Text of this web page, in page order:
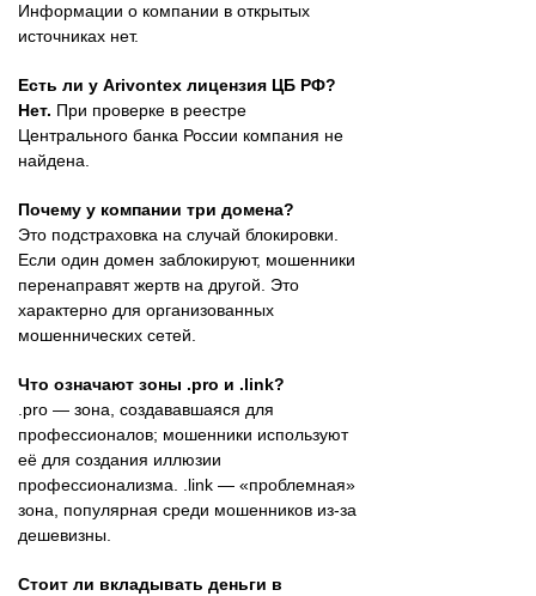
Информации о компании в открытых
источниках нет.
Есть ли у Arivontex лицензия ЦБ РФ?
Нет. При проверке в реестре
Центрального банка России компания не
найдена.
Почему у компании три домена?
Это подстраховка на случай блокировки.
Если один домен заблокируют, мошенники
перенаправят жертв на другой. Это
характерно для организованных
мошеннических сетей.
Что означают зоны .pro и .link?
.pro — зона, создававшаяся для
профессионалов; мошенники используют
её для создания иллюзии
профессионализма. .link — «проблемная»
зона, популярная среди мошенников из-за
дешевизны.
Стоит ли вкладывать деньги в